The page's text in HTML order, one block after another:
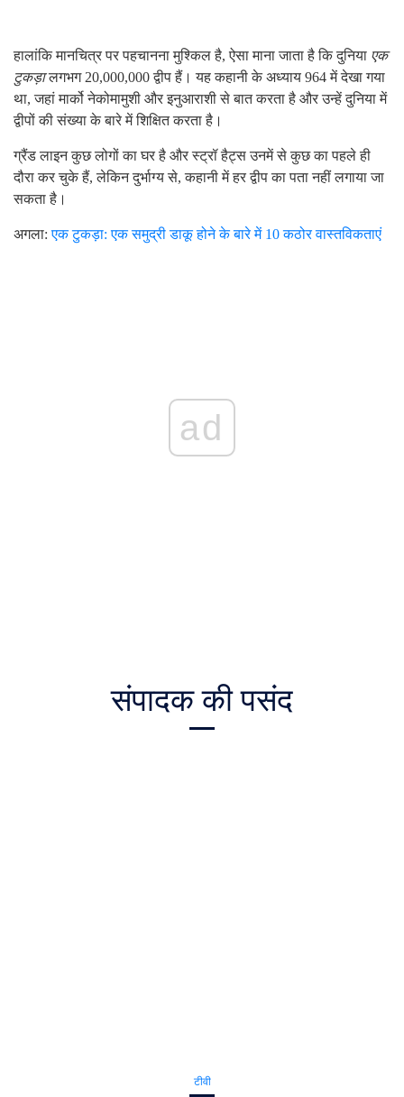
हालांकि मानचित्र पर पहचानना मुश्किल है, ऐसा माना जाता है कि दुनिया एक
टुकड़ालगभग 20,000,000 द्वीप हैं। यह कहानी के अध्याय 964 में देखा गया
था, जहां मार्को नेकोमामुशी और इनुआराशी से बात करता है और उन्हें दुनिया में
द्वीपों की संख्या के बारे में शिक्षित करता है।
ग्रैंड लाइन कुछ लोगों का घर है और स्ट्रॉ हैट्स उनमें से कुछ का पहले ही
दौरा कर चुके हैं, लेकिन दुर्भाग्य से, कहानी में हर द्वीप का पता नहीं लगाया जा
सकता है।
अगला:एक टुकड़ा: एक समुद्री डाकू होने के बारे में 10 कठोर वास्तविकताएं
ad
संपादक की पसंद
टीवी